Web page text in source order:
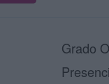
Grado